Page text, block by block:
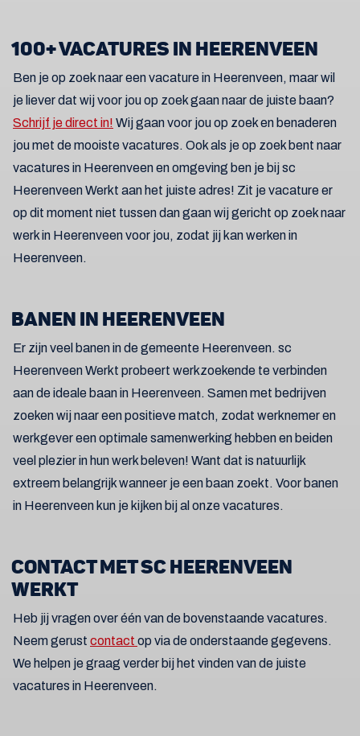
100+ VACATURES IN HEERENVEEN
Ben je op zoek naar een vacature in Heerenveen, maar wil
je liever dat wij voor jou op zoek gaan naar de juiste baan?
Schrijf je direct in! Wij gaan voor jou op zoek en benaderen
jou met de mooiste vacatures. Ook als je op zoek bent naar
vacatures in Heerenveen en omgeving ben je bij sc
Heerenveen Werkt aan het juiste adres! Zit je vacature er
op dit moment niet tussen dan gaan wij gericht op zoek naar
werk in Heerenveen voor jou, zodat jij kan werken in
Heerenveen.
BANEN IN HEERENVEEN
Er zijn veel banen in de gemeente Heerenveen. sc
Heerenveen Werkt probeert werkzoekende te verbinden
aan de ideale baan in Heerenveen. Samen met bedrijven
zoeken wij naar een positieve match, zodat werknemer en
werkgever een optimale samenwerking hebben en beiden
veel plezier in hun werk beleven! Want dat is natuurlijk
extreem belangrijk wanneer je een baan zoekt. Voor banen
in Heerenveen kun je kijken bij al onze vacatures.
CONTACT MET SC HEERENVEEN
WERKT
Heb jij vragen over één van de bovenstaande vacatures.
Neem gerust contact op via de onderstaande gegevens.
We helpen je graag verder bij het vinden van de juiste
vacatures in Heerenveen.